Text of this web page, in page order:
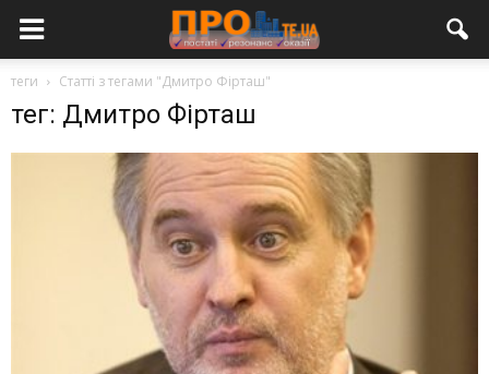
теги Статті з тегами "Дмитро Фірташ"
тег: Дмитро Фірташ